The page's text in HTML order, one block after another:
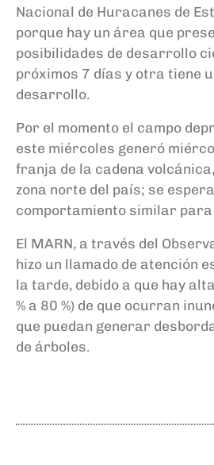
Nacional de Huracanes de
porque hay un área que
posibilidades de desarrollo
próximos 7 días y otra tiene
desarrollo.
Por el momento el campo
este miércoles generó
franja de la cadena
zona norte del país; se
comportamiento similar para
El MARN, a través del
hizo un llamado de atención
la tarde, debido a que hay
% a 80 %) de que ocurran
que puedan generar
de árboles.